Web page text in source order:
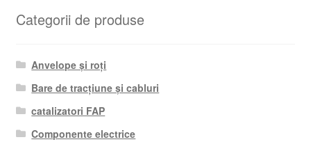
Categorii de produse
Anvelope și roți
Bare de tracțiune și cabluri
catalizatori FAP
Componente electrice